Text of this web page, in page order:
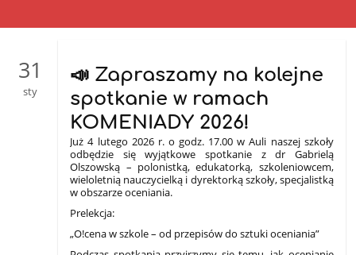
31
sty
📣 Zapraszamy na kolejne
spotkanie w ramach
KOMENIADY 2026!
Już 4 lutego 2026 r. o godz. 17.00 w Auli naszej szkoły
odbędzie się wyjątkowe spotkanie z dr Gabrielą
Olszowską – polonistką, edukatorką, szkoleniowcem,
wieloletnią nauczycielką i dyrektorką szkoły, specjalistką
w obszarze oceniania.
Prelekcja:
„O!cena w szkole – od przepisów do sztuki oceniania”